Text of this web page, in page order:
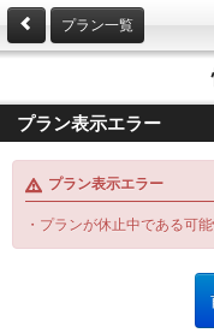
プラン一覧
プラン表示エラー
プラン表示エラー
・プランが休止中である可